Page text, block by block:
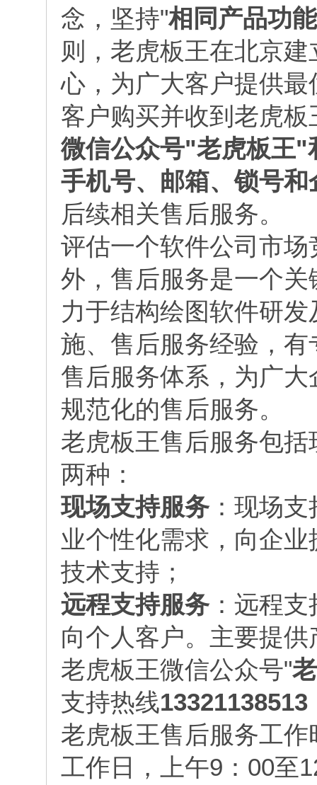
念，坚持"相同产品功
则，老虎板王在北京
心，为广大客户提供
客户购买并收到老虎
微信公众号"老虎板王"
手机号、邮箱、锁号和
后续相关售后服务。
评估一个软件公司市
外，售后服务是一个
力于结构绘图软件研
施、售后服务经验，
售后服务体系，为广
规范化的售后服务。
老虎板王售后服务包
两种：
现场支持服务：现场支
业个性化需求，向企
技术支持；
远程支持服务：远程支
向个人客户。主要提
老虎板王微信公众号"
支持热线13321138513
老虎板王售后服务工
工作日，上午9：00至